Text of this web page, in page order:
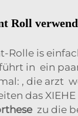
Roll
Rolle is
in ein
, die arzt
das XIEHE
zu die